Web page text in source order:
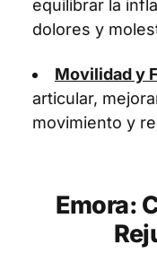
equilibrar la
dolores y
Movilidad y
articular,
movimiento y
Emora: